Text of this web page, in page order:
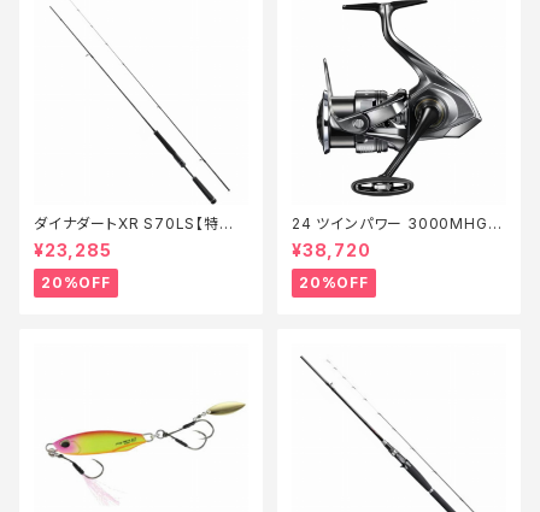
ダイナダートXR S70LS【特価
ロッド】【20】
¥23,285
20%OFF
24 ツインパワー 3000MHG
【特価リール】【20】
¥38,720
20%OFF